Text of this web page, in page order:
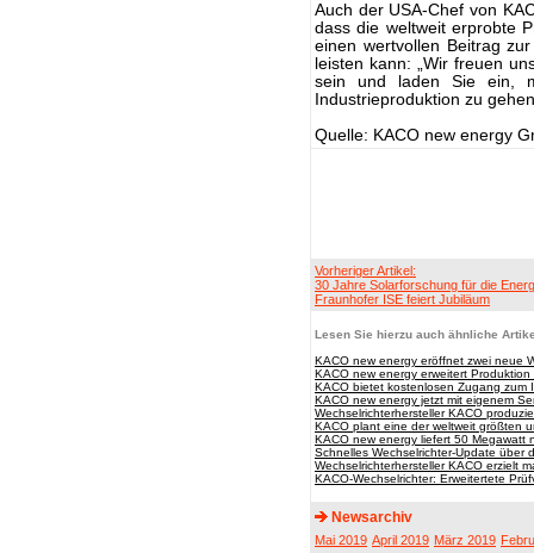
Auch der USA-Chef von
dass die weltweit erprobte
einen wertvollen Beitrag
leisten kann: „Wir freuen
sein und laden Sie ein,
Industrieproduktion zu
Quelle: KACO new energy
Vorheriger Artikel:
30 Jahre Solarforschung für die
Fraunhofer ISE feiert Jubiläum
Lesen Sie hierzu auch ähnliche
KACO new energy eröffnet zwei neue
KACO new energy erweitert
KACO bietet kostenlosen Zugang zum
KACO new energy jetzt mit eigenem
Wechselrichterhersteller KACO
KACO plant eine der weltweit größten
KACO new energy liefert 50 Megawatt
Schnelles Wechselrichter-Update über
Wechselrichterhersteller KACO erzielt
KACO-Wechselrichter: Erweitertete
Newsarchiv
Mai 2019 April 2019 März 2019